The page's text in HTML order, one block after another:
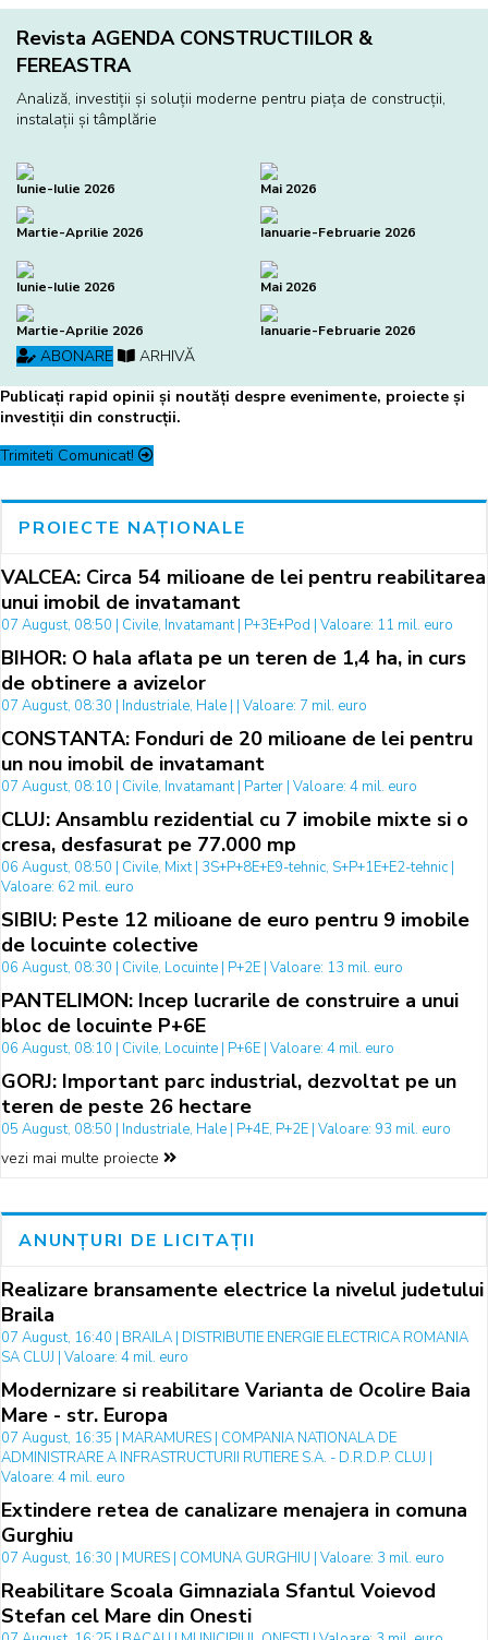
Revista AGENDA CONSTRUCTIILOR &
FEREASTRA
Analiză, investiţii și soluţii moderne pentru piaţa de construcţii,
instalaţii și tâmplărie
Iunie-Iulie 2026 Mai 2026
Martie-Aprilie 2026 Ianuarie-Februarie 2026
Iunie-Iulie 2026 Mai 2026
Martie-Aprilie 2026 Ianuarie-Februarie 2026
ABONARE
ARHIVĂ
Publicați rapid opinii și noutăți despre evenimente, proiecte și
investiții din construcții.
Trimiteti Comunicat!
PROIECTE NAȚIONALE
VALCEA: Circa 54 milioane de lei pentru reabilitarea
unui imobil de invatamant
07 August, 08:50 | Civile, Invatamant | P+3E+Pod | Valoare: 11 mil. euro
BIHOR: O hala aflata pe un teren de 1,4 ha, in curs
de obtinere a avizelor
07 August, 08:30 | Industriale, Hale | | Valoare: 7 mil. euro
CONSTANTA: Fonduri de 20 milioane de lei pentru
un nou imobil de invatamant
07 August, 08:10 | Civile, Invatamant | Parter | Valoare: 4 mil. euro
CLUJ: Ansamblu rezidential cu 7 imobile mixte si o
cresa, desfasurat pe 77.000 mp
06 August, 08:50 | Civile, Mixt | 3S+P+8E+E9-tehnic, S+P+1E+E2-tehnic |
Valoare: 62 mil. euro
SIBIU: Peste 12 milioane de euro pentru 9 imobile
de locuinte colective
06 August, 08:30 | Civile, Locuinte | P+2E | Valoare: 13 mil. euro
PANTELIMON: Incep lucrarile de construire a unui
bloc de locuinte P+6E
06 August, 08:10 | Civile, Locuinte | P+6E | Valoare: 4 mil. euro
GORJ: Important parc industrial, dezvoltat pe un
teren de peste 26 hectare
05 August, 08:50 | Industriale, Hale | P+4E, P+2E | Valoare: 93 mil. euro
vezi mai multe proiecte
ANUNȚURI DE LICITAȚII
Realizare bransamente electrice la nivelul judetului
Braila
07 August, 16:40 | BRAILA | DISTRIBUTIE ENERGIE ELECTRICA ROMANIA
SA CLUJ | Valoare: 4 mil. euro
Modernizare si reabilitare Varianta de Ocolire Baia
Mare - str. Europa
07 August, 16:35 | MARAMURES | COMPANIA NATIONALA DE
ADMINISTRARE A INFRASTRUCTURII RUTIERE S.A. - D.R.D.P. CLUJ |
Valoare: 4 mil. euro
Extindere retea de canalizare menajera in comuna
Gurghiu
07 August, 16:30 | MURES | COMUNA GURGHIU | Valoare: 3 mil. euro
Reabilitare Scoala Gimnaziala Sfantul Voievod
Stefan cel Mare din Onesti